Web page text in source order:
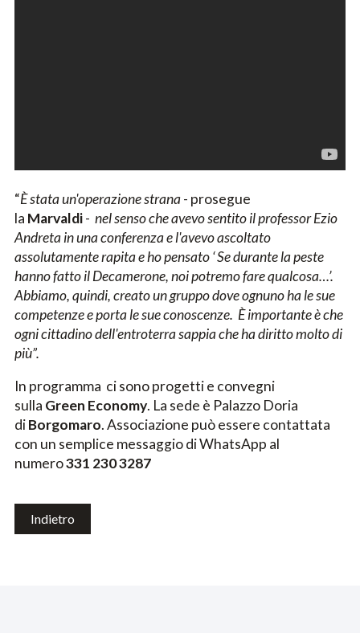
“È stata un'operazione strana- prosegue
la Marvaldi- nel senso che avevo sentito il professor Ezio
Andreta in una conferenza e l'avevo ascoltato
assolutamente rapita e ho pensato ‘ Se durante la peste
hanno fatto il Decamerone, noi potremo fare qualcosa…’.
Abbiamo, quindi, creato un gruppo dove ognuno ha le sue
competenze e porta le sue conoscenze. È importante è che
ogni cittadino dell'entroterra sappia che ha diritto molto di
più”.
In programma ci sono progetti e convegni
sulla Green Economy. La sede è Palazzo Doria
diBorgomaro. Associazione può essere contattata
con un semplice messaggio di WhatsApp al
numero331 230 3287
Indietro